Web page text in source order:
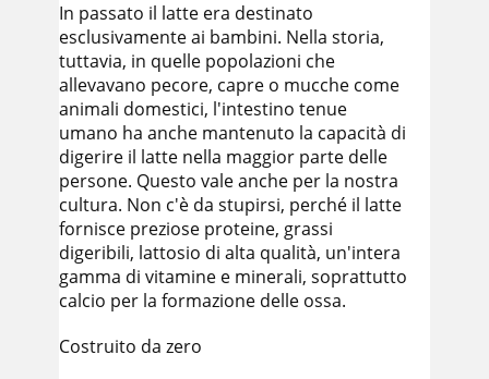
In passato il latte era destinato
esclusivamente ai bambini. Nella storia,
tuttavia, in quelle popolazioni che
allevavano pecore, capre o mucche come
animali domestici, l'intestino tenue
umano ha anche mantenuto la capacità di
digerire il latte nella maggior parte delle
persone. Questo vale anche per la nostra
cultura. Non c'è da stupirsi, perché il latte
fornisce preziose proteine, grassi
digeribili, lattosio di alta qualità, un'intera
gamma di vitamine e minerali, soprattutto
calcio per la formazione delle ossa.
Costruito da zero